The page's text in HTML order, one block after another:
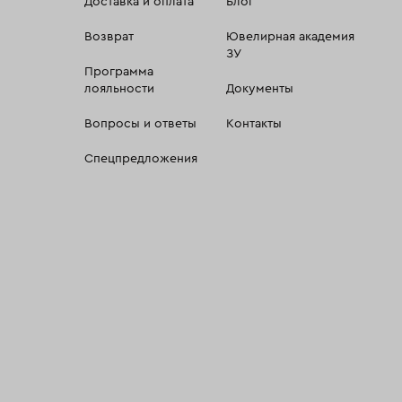
Возврат
Программа
лояльности
Вопросы и ответы
Спецпредложения
Ювелирная академия
ЗУ
Документы
Контакты